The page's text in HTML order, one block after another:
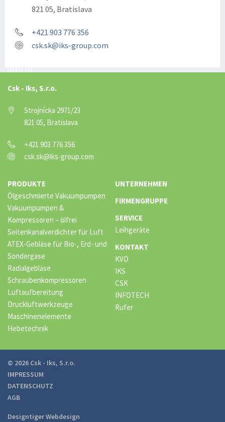
821 05, Bratislava
+421 903 776 356
csk.sk@iks-group.com
Csk - Iks, S.r.o.
Strojnícka 2971/23
821 05, Bratislava
+421 903 776 356
csk.sk@iks-group.com
PRODUKTE
Ölgeschmierte Vakuumpumpen
Vakuumpumpen &
Kompressoren – ölfrei
Seitenkanalverdichter für Luft
ATEX-Gebläse für Bio-, Erd- und
Sondergase
Radialgebläse
Schraubenkompressoren
Luftaufbereitung
Druckluftwerkzeuge
Maschinenelemente
Hebetechnik
UNTERNEHMEN
FIRMENGRUPPE
SERVICE
Leihgeräte
KONTAKT
KVD
IKS
CSK
INFOTECH
Rufer
© 2026 Csk - Iks, S.r.o.
IMPRESSUM
DATENSCHUTZ
AGB
Designtiger Webdesign